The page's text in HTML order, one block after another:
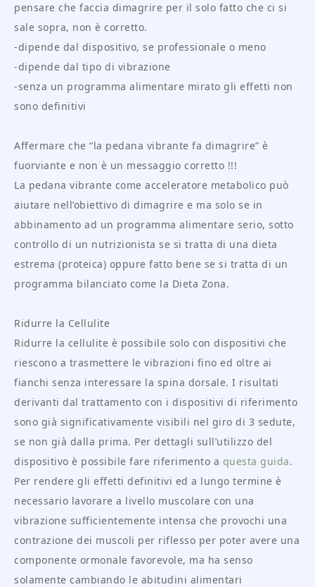
pensare che faccia dimagrire per il solo fatto che ci si
sale sopra, non è corretto.
-dipende dal dispositivo, se professionale o meno
-dipende dal tipo di vibrazione
-senza un programma alimentare mirato gli effetti non
sono definitivi
Affermare che “la pedana vibrante fa dimagrire” è
fuorviante e non è un messaggio corretto !!!
La pedana vibrante come acceleratore metabolico può
aiutare nell’obiettivo di dimagrire e ma solo se in
abbinamento ad un programma alimentare serio, sotto
controllo di un nutrizionista se si tratta di una dieta
estrema (proteica) oppure fatto bene se si tratta di un
programma bilanciato come la Dieta Zona.
Ridurre la Cellulite
Ridurre la cellulite è possibile solo con dispositivi che
riescono a trasmettere le vibrazioni fino ed oltre ai
fianchi senza interessare la spina dorsale. I risultati
derivanti dal trattamento con i dispositivi di riferimento
sono già significativamente visibili nel giro di 3 sedute,
se non già dalla prima. Per dettagli sull’utilizzo del
dispositivo è possibile fare riferimento a questa guida.
Per rendere gli effetti definitivi ed a lungo termine è
necessario lavorare a livello muscolare con una
vibrazione sufficientemente intensa che provochi una
contrazione dei muscoli per riflesso per poter avere una
componente ormonale favorevole, ma ha senso
solamente cambiando le abitudini alimentari